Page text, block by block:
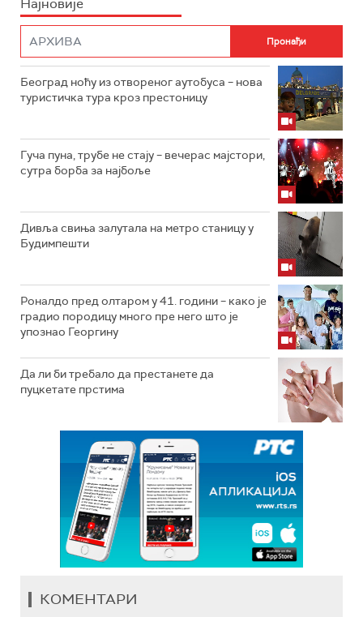
Најновије
Београд ноћу из отвореног аутобуса – нова
туристичка тура кроз престоницу
Гуча пуна, трубе не стају – вечерас мајстори,
сутра борба за најбоље
Дивља свиња залутала на метро станицу у
Будимпешти
Роналдо пред олтаром у 41. години – како је
градио породицу много пре него што је
упознао Георгину
Да ли би требало да престанете да
пуцкетате прстима
КОМЕНТАРИ